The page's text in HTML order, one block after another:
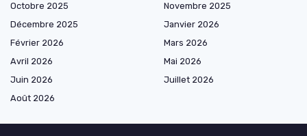
Octobre 2025
Novembre 2025
Décembre 2025
Janvier 2026
Février 2026
Mars 2026
Avril 2026
Mai 2026
Juin 2026
Juillet 2026
Août 2026